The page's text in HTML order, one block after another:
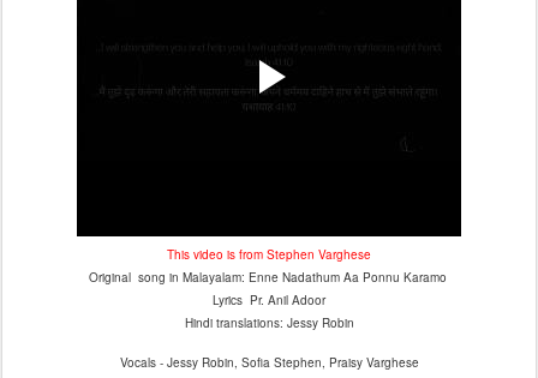
This video is from Stephen Varghese
Original song in Malayalam: Enne Nadathum Aa Ponnu Karamo
Lyrics Pr. Anil Adoor
Hindi translations: Jessy Robin
Vocals - Jessy Robin, Sofia Stephen, Praisy Varghese